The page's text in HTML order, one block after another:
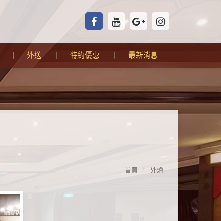
外送 特約優惠 最新消息
首頁 外燴